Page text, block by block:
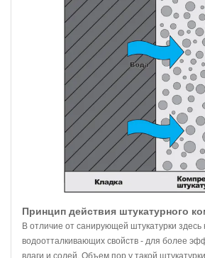
Принцип действия штукатурного
В отличие от санирующей штукатурки здесь
водоотталкивающих свойств - для более
влаги и солей. Объем пор у такой